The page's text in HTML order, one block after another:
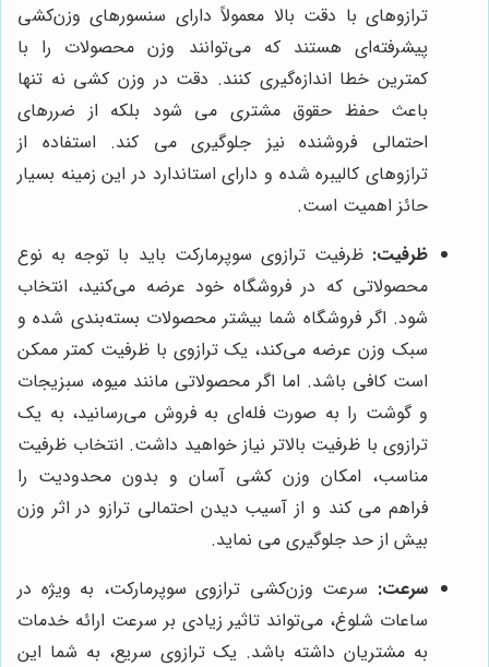
ترازوهای با دقت بالا معمولاً دارای سنسورهای وزن‌کشی
پیشرفته‌ای هستند که می‌توانند وزن محصولات را با
کمترین خطا اندازه‌گیری کنند. دقت در وزن کشی نه تنها
باعث حفظ حقوق مشتری می شود بلکه از ضررهای
احتمالی فروشنده نیز جلوگیری می کند. استفاده از
ترازوهای کالیبره شده و دارای استاندارد در این زمینه بسیار
حائز اهمیت است.
ظرفیت: ظرفیت ترازوی سوپرمارکت باید با توجه به نوع
محصولاتی که در فروشگاه خود عرضه می‌کنید، انتخاب
شود. اگر فروشگاه شما بیشتر محصولات بسته‌بندی شده و
سبک وزن عرضه می‌کند، یک ترازوی با ظرفیت کمتر ممکن
است کافی باشد. اما اگر محصولاتی مانند میوه، سبزیجات
و گوشت را به صورت فله‌ای به فروش می‌رسانید، به یک
ترازوی با ظرفیت بالاتر نیاز خواهید داشت. انتخاب ظرفیت
مناسب، امکان وزن کشی آسان و بدون محدودیت را
فراهم می کند و از آسیب دیدن احتمالی ترازو در اثر وزن
بیش از حد جلوگیری می نماید.
سرعت: سرعت وزن‌کشی ترازوی سوپرمارکت، به ویژه در
ساعات شلوغ، می‌تواند تاثیر زیادی بر سرعت ارائه خدمات
به مشتریان داشته باشد. یک ترازوی سریع، به شما این